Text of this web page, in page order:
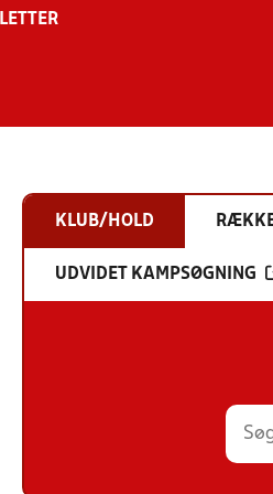
KLUB/HOLD
UDVIDET KAMPSØGNING